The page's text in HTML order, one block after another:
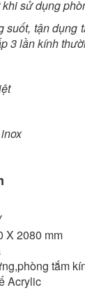
sử dụng
tận dụng
3 lần kính
X 2080 mm
tắm
Acrylic